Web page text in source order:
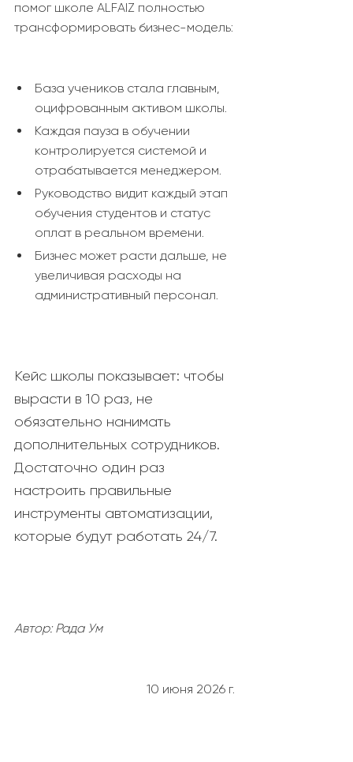
помог школе ALFAIZ полностью
трансформировать бизнес-модель:
База учеников стала главным,
оцифрованным активом школы.
Каждая пауза в обучении
контролируется системой и
отрабатывается менеджером.
Руководство видит каждый этап
обучения студентов и статус
оплат в реальном времени.
Бизнес может расти дальше, не
увеличивая расходы на
административный персонал.
Кейс школы показывает: чтобы
вырасти в 10 раз, не
обязательно нанимать
дополнительных сотрудников.
Достаточно один раз
настроить правильные
инструменты автоматизации,
которые будут работать 24/7.
Автор: Рада Ум
10 июня 2026 г.